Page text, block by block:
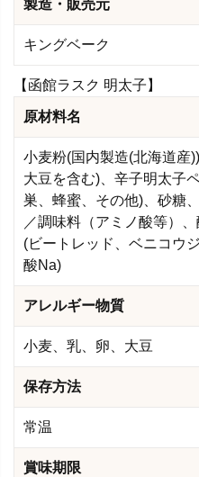
製造・販売元
キングベーク
【函館ラスク 明太子】
原材料名
小麦粉(国内製造(北海道産
大豆を含む)、辛子明太子
巣、蜂蜜、その他)、砂糖
／調味料（アミノ酸等）
(ビートレッド、ベニコウ
酸Na)
アレルギー物質
小麦、乳、卵、大豆
保存方法
常温
賞味期限